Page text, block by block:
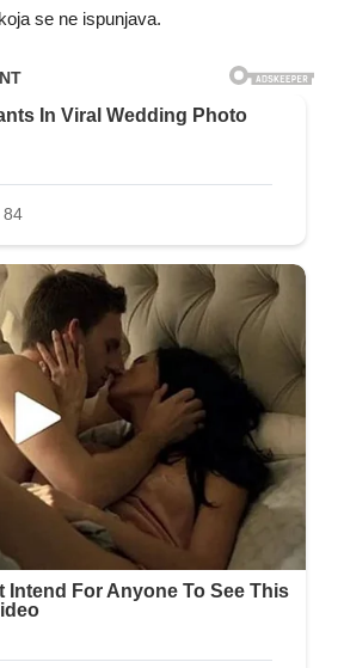
se ne ispunjava.